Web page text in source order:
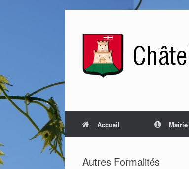
Accueil Mairie
Autres Formalités